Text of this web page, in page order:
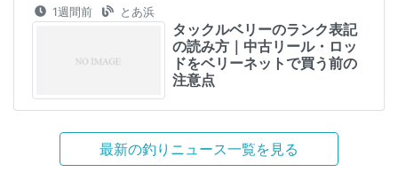
1週間前 とあ浜
タックルベリーのランク表記
の読み方｜中古リール・ロッ
ドをベリーネットで買う前の
注意点
最新の釣りニュース一覧を見る